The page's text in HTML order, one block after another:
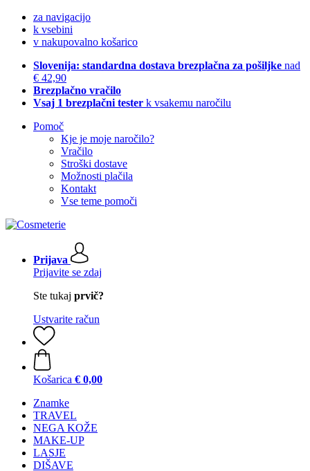
za navigacijo
k vsebini
v nakupovalno košarico
Slovenija: standardna dostava brezplačna za pošiljke nad
€ 42,90
Brezplačno vračilo
Vsaj 1 brezplačni tester k vsakemu naročilu
Pomoč
Kje je moje naročilo?
Vračilo
Stroški dostave
Možnosti plačila
Kontakt
Vse teme pomoči
Prijava
Prijavite se zdaj
Ste tukaj prvič?
Ustvarite račun
Košarica € 0,00
Znamke
TRAVEL
NEGA KOŽE
MAKE-UP
LASJE
DIŠAVE